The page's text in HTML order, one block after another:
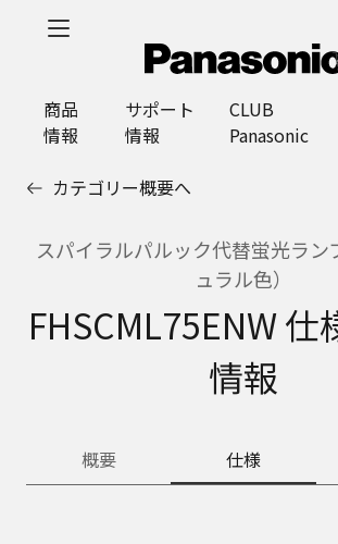
商品
情報
サポート
情報
CLUB
Panasonic
カテゴリー概要へ
スパイラルパルック代替蛍光ラン
ュラル色）
FHSCML75ENW 仕
情報
概要 仕様